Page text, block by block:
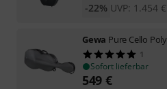
UVP: 1.454 €
-22%
Gewa Pure Cello
1
Sofort lieferbar
549 €